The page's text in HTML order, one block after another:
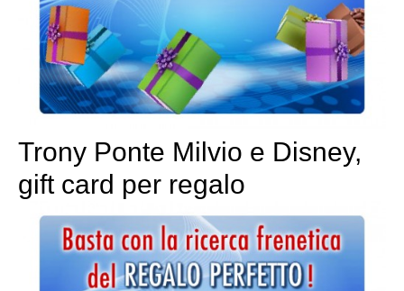
Trony Ponte Milvio e Disney,
gift card per regalo